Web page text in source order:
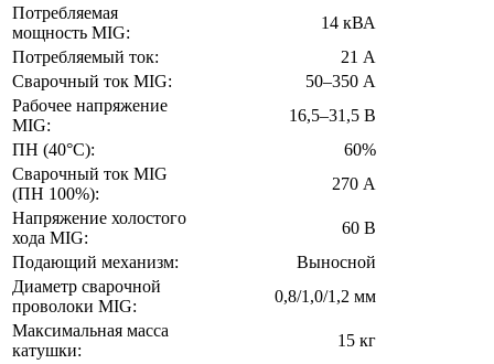
Потребляемая
мощность MIG:
14 кВА
Потребляемый ток:
21 А
Сварочный ток MIG:
50–350 А
Рабочее напряжение
MIG:
16,5–31,5 В
ПН (40°C):
60%
Сварочный ток MIG
(ПН 100%):
270 А
Напряжение холостого
хода MIG:
60 В
Подающий механизм:
Выносной
Диаметр сварочной
проволоки MIG:
0,8/1,0/1,2 мм
Максимальная масса
катушки:
15 кг